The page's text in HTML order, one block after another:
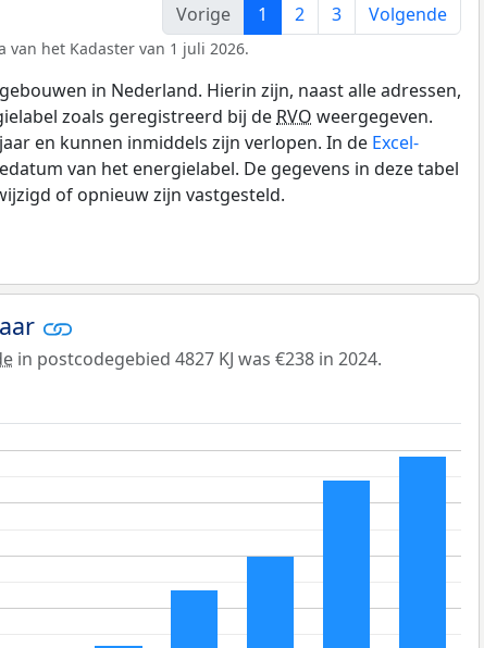
Vorige
1 2 3 Volgende
van het Kadaster van 1 juli 2026.
in Nederland. Hierin zijn, naast alle adressen,
zoals geregistreerd bij de RVO weergegeven.
en kunnen inmiddels zijn verlopen. In de Excel-
van het energielabel. De gegevens in deze tabel
of opnieuw zijn vastgesteld.
in postcodegebied 4827 KJ was €238 in 2024.